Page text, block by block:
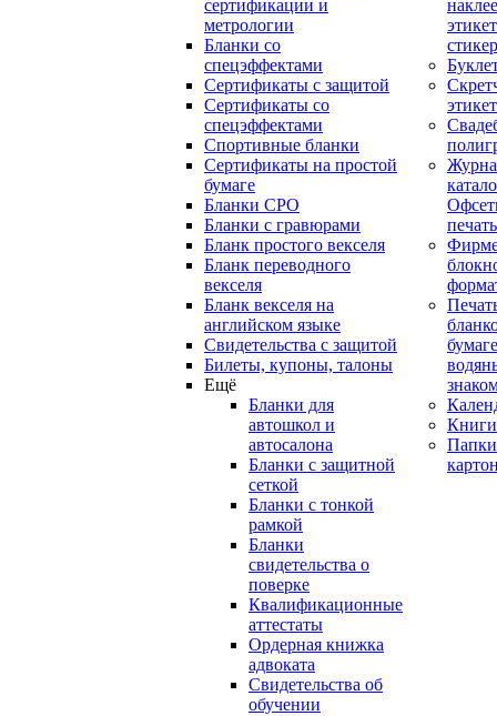
сертификации и
метрологии
Бланки со
спецэффектами
Сертификаты с защитой
Сертификаты со
спецэффектами
Спортивные бланки
Cертификаты на простой
бумаге
Бланки СРО
Бланки с гравюрами
Бланк простого векселя
Бланк переводного
векселя
Бланк векселя на
английском языке
Свидетельства с защитой
Билеты, купоны, талоны
Ещё
Бланки для
автошкол и
автосалона
Бланки с защитной
сеткой
Бланки с тонкой
рамкой
Бланки
свидетельства о
поверке
Квалификационные
аттестаты
Ордерная книжка
адвоката
Свидетельства об
обучении
печать
Книги
Папки